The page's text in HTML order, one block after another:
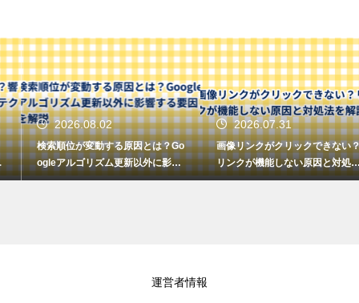
2026.08.02
検索順位が変動する原因とは？Go
ogleアルゴリズム更新以外に影響
する要因を解説
2026.07.31
画像リンクがクリックできない？
リンクが機能しない原因と対処法
を解説
運営者情報